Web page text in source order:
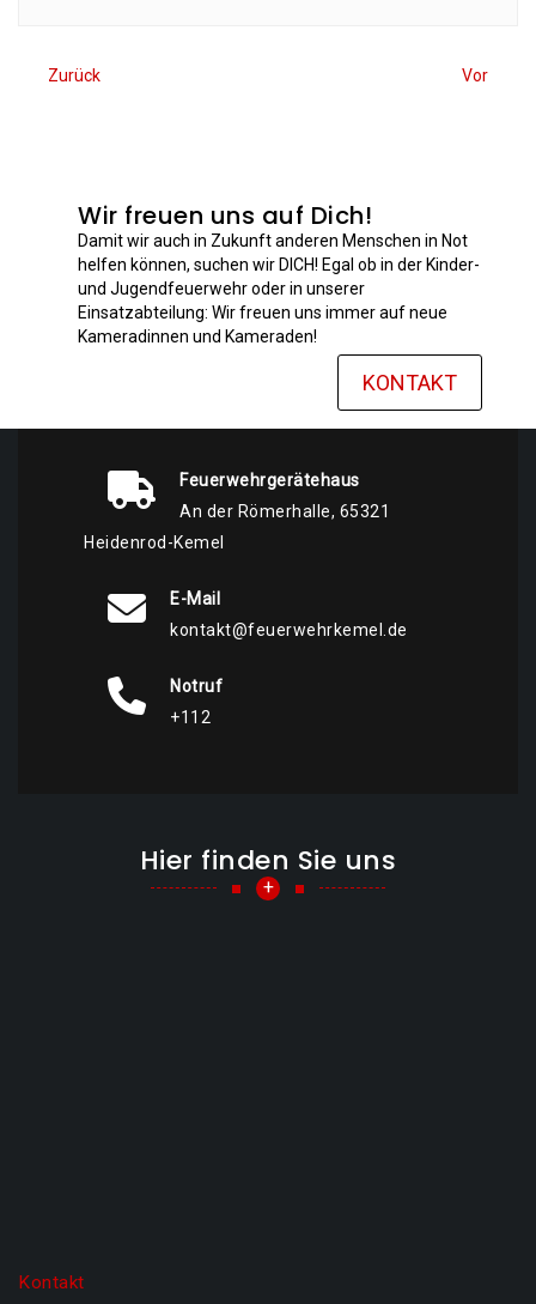
Zurück Vor
Wir freuen uns auf Dich!
Damit wir auch in Zukunft anderen Menschen in Not
helfen können, suchen wir DICH! Egal ob in der Kinder-
und Jugendfeuerwehr oder in unserer
Einsatzabteilung: Wir freuen uns immer auf neue
Kameradinnen und Kameraden!
KONTAKT
Feuerwehrgerätehaus
An der Römerhalle, 65321
Heidenrod-Kemel
E-Mail
kontakt@feuerwehrkemel.de
Notruf
+112
Hier finden Sie uns
+
Kontakt